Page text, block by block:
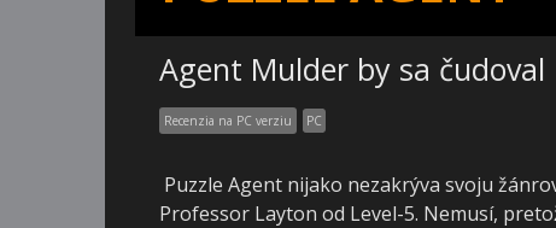
Agent Mulder by sa čudoval
Recenzia na PC verziu PC
Puzzle Agent nijako nezakrýva svoju
Professor Layton od Level-5. Nemusí,